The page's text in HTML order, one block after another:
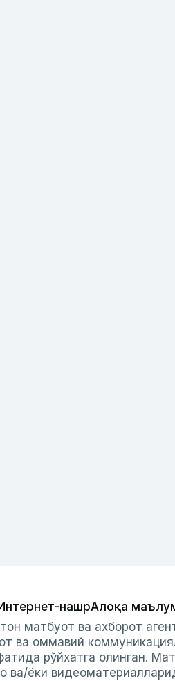
нашрАлоқа
матбуот ва ахборот
ва оммавий
рўйхатга олинган.
ва/ёки